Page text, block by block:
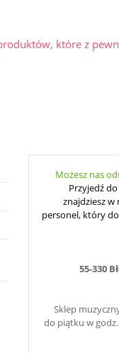
które z
Możesz nas
Przyjedź
znajdziesz
personel, który
55-330
Sklep
do piątku w